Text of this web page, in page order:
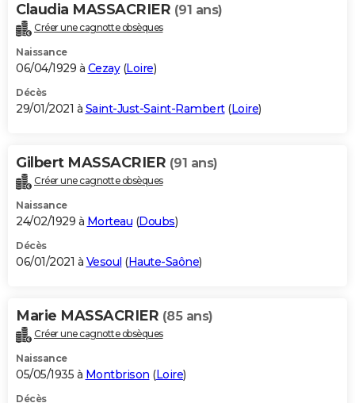
Claudia MASSACRIER (91 ans)
Créer une cagnotte obsèques
Naissance
06/04/1929 à Cezay(Loire)
Décès
29/01/2021 à Saint-Just-Saint-Rambert(Loire)
Gilbert MASSACRIER (91 ans)
Créer une cagnotte obsèques
Naissance
24/02/1929 à Morteau (Doubs)
Décès
06/01/2021 à Vesoul (Haute-Saône)
Marie MASSACRIER (85 ans)
Créer une cagnotte obsèques
Naissance
05/05/1935 à Montbrison (Loire)
Décès